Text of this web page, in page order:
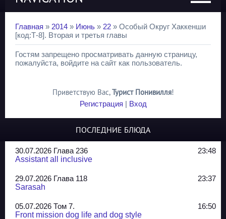
Главная » 2014 » Июнь » 22 » Особый Округ Хаккенши
[код:Т-8]. Вторая и третья главы
Гостям запрещено просматривать данную страницу,
пожалуйста, войдите на сайт как пользователь.
Приветствую Вас,Турист Понивилля!
Регистрация | Вход
ПОСЛЕДНИЕ БЛЮДА
30.07.2026 Глава 236
23:48
Assistant all inclusive
29.07.2026 Глава 118
23:37
Sarasah
05.07.2026 Том 7.
16:50
Front mission dog life and dog style